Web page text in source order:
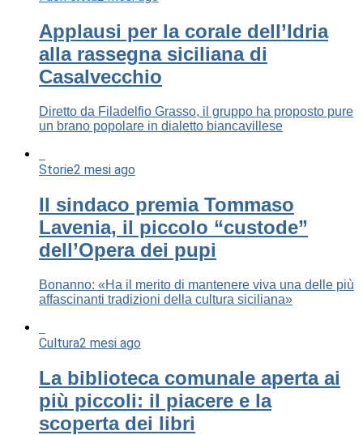
Applausi per la corale dell’Idria
alla rassegna siciliana di
Casalvecchio
Diretto da Filadelfio Grasso, il gruppo ha proposto pure
un brano popolare in dialetto biancavillese
Storie2 mesi ago
Il sindaco premia Tommaso
Lavenia, il piccolo “custode”
dell’Opera dei pupi
Bonanno: «Ha il merito di mantenere viva una delle più
affascinanti tradizioni della cultura siciliana»
Cultura2 mesi ago
La biblioteca comunale aperta ai
più piccoli: il piacere e la
scoperta dei libri